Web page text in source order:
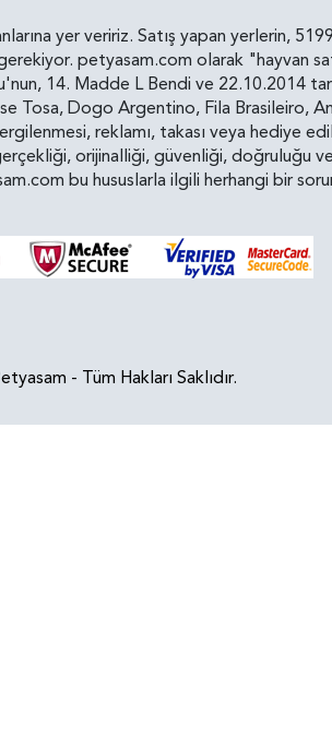
yer veririz. Satış yapan yerlerin,
petyasam.com olarak "hayvan
14. Madde L Bendi ve 22.10.2014
Tosa, Dogo Argentino, Fila Brasileiro,
reklamı, takası veya hediye
orijinalliği, güvenliği, doğruluğu
bu hususlarla ilgili herhangi bir
- Tüm Hakları Saklıdır.